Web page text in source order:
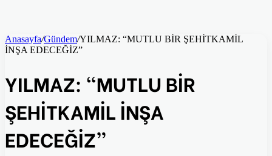
Anasayfa/Gündem/YILMAZ: “MUTLU BİR ŞEHİTKAMİL
İNŞA EDECEĞİZ”
YILMAZ: “MUTLU BİR
ŞEHİTKAMİL İNŞA
EDECEĞİZ”